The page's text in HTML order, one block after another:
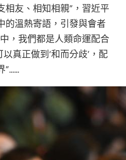
相友、相知相親”，習近平
的溫熱寄語，引發與會者
，我們都是人類命運配合
真正做到‘和而分歧’，配
”……